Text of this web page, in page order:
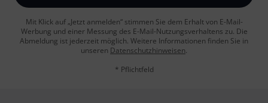
Mit Klick auf „Jetzt anmelden“ stimmen Sie dem Erhalt von E-Mail-
Werbung und einer Messung des E-Mail-Nutzungsverhaltens zu. Die
Abmeldung ist jederzeit möglich. Weitere Informationen finden Sie in
unseren Datenschutzhinweisen.
* Pflichtfeld